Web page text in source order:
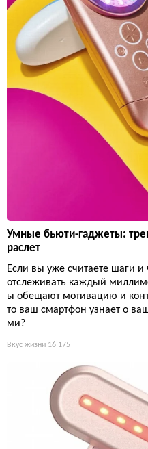
Умные бьюти-гаджеты:
раслет
Если вы уже считаете шаги
отслеживать каждый
ы обещают мотивацию и
то ваш смартфон узнает о
ми?
Вкус жизни 16 175